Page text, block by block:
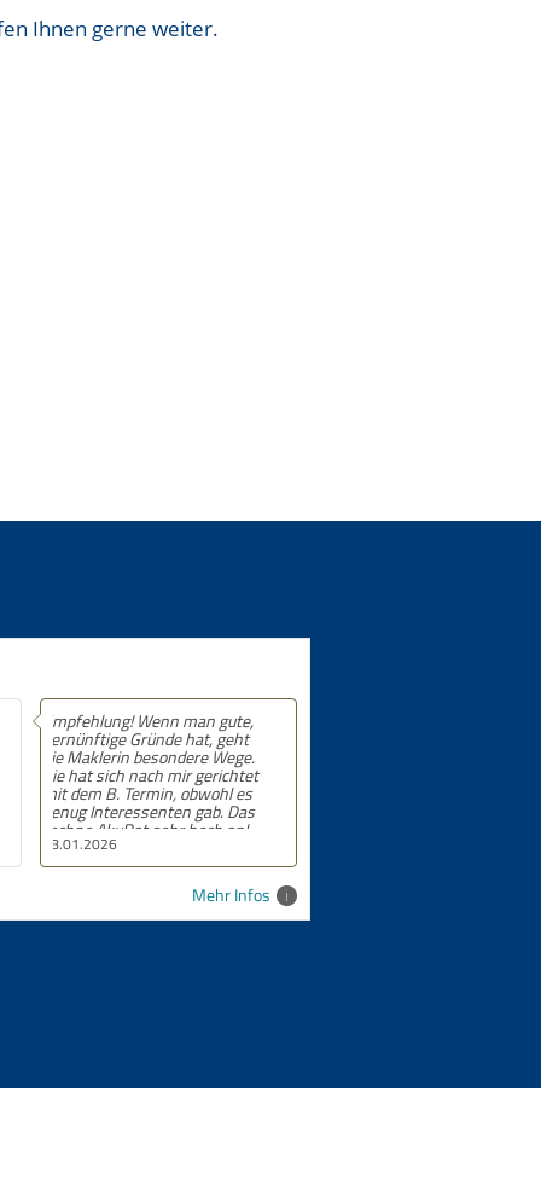
Ihnen gerne weiter.
24.09.2025
Empfehlung! 5 von 5 Sternen.
Mehr Infos